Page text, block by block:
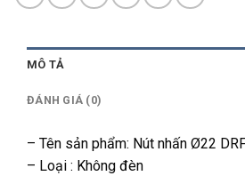
MÔ TẢ
ĐÁNH GIÁ (0)
– Tên sản phẩm: Nút nhấn Ø22
– Loại : Không đèn